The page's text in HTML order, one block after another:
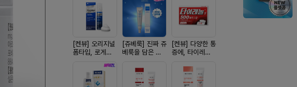
[켄뷰] 오리지널
폼타입, 로게인
[쥬베룩] 진짜 쥬
베룩을 담은 약
[켄뷰] 다양한 통
증에, 타이레놀